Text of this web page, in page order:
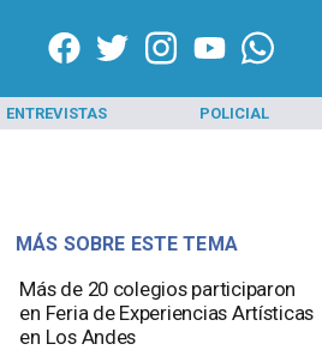
ENTREVISTAS POLICIAL
Más de 20 colegios participaron
en Feria de Experiencias Artísticas
en Los Andes
MÁS SOBRE ESTE TEMA